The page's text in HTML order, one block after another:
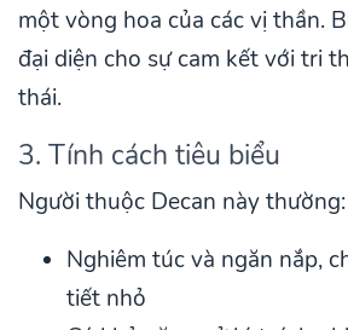
một vòng hoa của các vị thần.
đại diện cho sự cam kết với tri
thái.
3. Tính cách tiêu biểu
Người thuộc Decan này thường:
Nghiêm túc và ngăn nắp,
tiết nhỏ